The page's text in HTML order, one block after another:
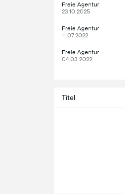
Freie Agentur
23.10.2025
Freie Agentur
11.07.2022
Freie Agentur
04.03.2022
Titel